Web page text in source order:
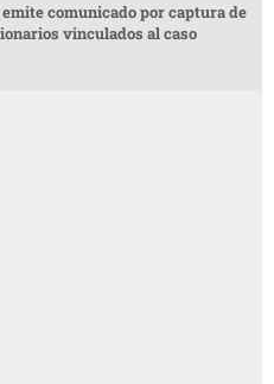
emite comunicado por captura de
vinculados al caso